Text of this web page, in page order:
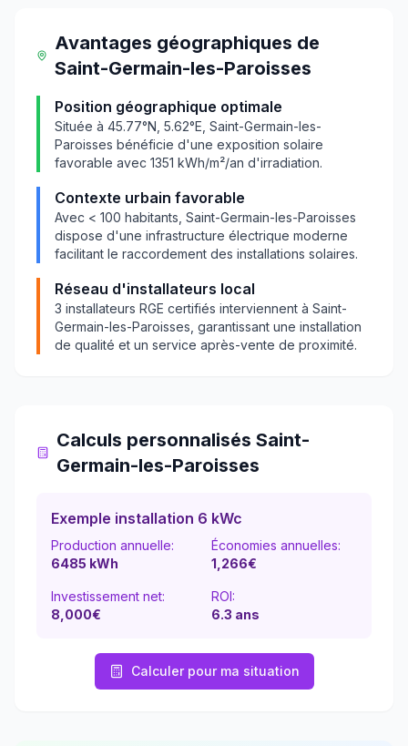
Avantages géographiques de
Saint-Germain-les-Paroisses
Position géographique optimale
Située à 45.77°N, 5.62°E, Saint-Germain-les-
Paroisses bénéficie d'une exposition solaire
favorable avec 1351 kWh/m²/an d'irradiation.
Contexte urbain favorable
Avec < 100 habitants, Saint-Germain-les-Paroisses
dispose d'une infrastructure électrique moderne
facilitant le raccordement des installations solaires.
Réseau d'installateurs local
3 installateurs RGE certifiés interviennent à Saint-
Germain-les-Paroisses , garantissant une installation
de qualité et un service après-vente de proximité.
Calculs personnalisés Saint-
Germain-les-Paroisses
Exemple installation 6 kWc
Production annuelle:
6485 kWh
Économies annuelles:
1,266€
Investissement net:
8,000€
ROI:
6.3 ans
Calculer pour ma situation